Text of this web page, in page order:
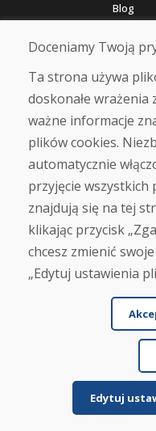
Blog
O nas
Sklep
Kontakt
Zakup
Sklep
Zapłata
Skarga
Zwrot i
Cookies
© DOMIVOSPORT
Doceniamy Twoją
Ta strona używa
doskonałe wrażenia
ważne informacje
plików cookies.
automatycznie
przyjęcie
znajdują się na tej
klikając przycisk
chcesz zmienić
„Edytuj ustawienia
Edytuj